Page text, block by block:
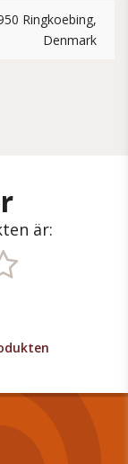
Ringkoebing,
Denmark
är: